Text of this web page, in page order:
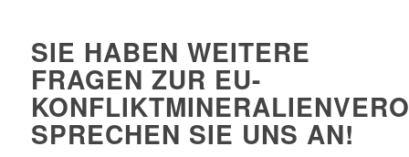
SIE HABEN WEITERE
FRAGEN ZUR EU-
SPRECHEN SIE UNS AN!